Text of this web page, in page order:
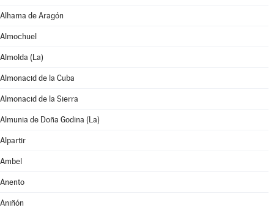
Alhama de Aragón
Almochuel
Almolda (La)
Almonacid de la Cuba
Almonacid de la Sierra
Almunia de Doña Godina (La)
Alpartir
Ambel
Anento
Aniñón